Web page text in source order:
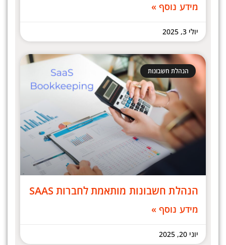
מידע נוסף »
יולי 3, 2025
הנהלת חשבונות
הנהלת חשבונות מותאמת לחברות SAAS
מידע נוסף »
יוני 20, 2025